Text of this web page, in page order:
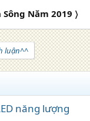
Năm 2019 〉
luận^^
năng lượng